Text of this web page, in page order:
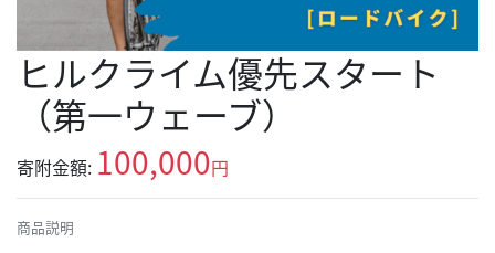
ヒルクライム優先スタート
（第一ウェーブ）
寄附金額: 100,000円
商品説明